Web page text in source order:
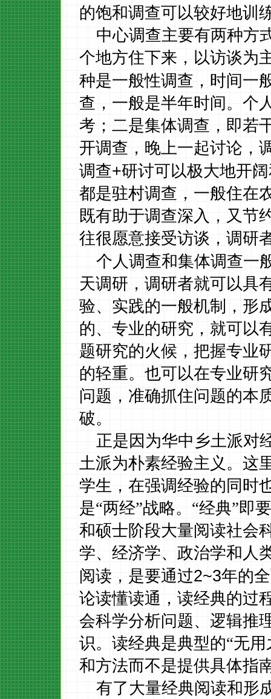
的饱和调查可以较好地训
中心调查主要有两种方
个地方住下来，以访谈为
种是一般性调查，时间一
查，一般是半年时间。个
考；二是集体调查，即若
开调查，晚上一起讨论，
调查+研讨可以极大地开
都是驻村调查，一般住在
既有助于调查深入，又节
往很愿意接受访谈，调研
个人调查和集体调查一
天调研，调研者就可以具
验、实践的一般机制，形
的、专业的研究，就可以
题研究的火候，把握专业
的轻重。也可以在专业研
问题，准确抓住问题的本
破。
正是因为华中乡土派对
土派为朴素经验主义。这
学生，在强调经验的同时
是“两经”战略。“经典”即
和硕士阶段大量阅读社会
学、经济学、政治学和人
阅读，是要通过2~3年的
论读懂读通，读经典的过
会科学分析问题、逻辑推
识。读经典是典型的“无
和方法而不是提供具体指
有了大量经典阅读和形